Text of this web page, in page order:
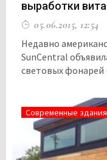
выработки
05.06.2015, 12:54
Недавно
SunCentral
световых фонарей
Современные здания